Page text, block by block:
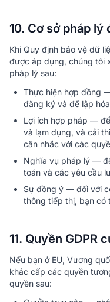
10. Cơ sở pháp lý
Khi Quy định bảo vệ dữ
được áp dụng, chúng tôi
pháp lý sau:
Thực hiện hợp đồng
đăng ký và để lập
Lợi ích hợp pháp —
và lạm dụng, và cải
cân nhắc với các
Nghĩa vụ pháp lý —
toán và các yêu cầu
Sự đồng ý — đối với
thông tiếp thị, bạn có
11. Quyền GDPR
Nếu bạn ở EU, Vương
khác cấp các quyền
quyền sau: